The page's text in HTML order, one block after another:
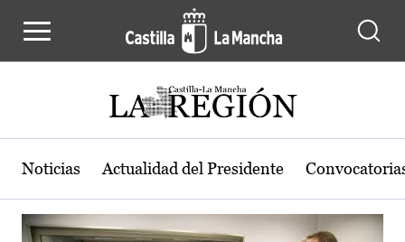
Actualidad de la región de Castilla-
Noticias Actualidad del Presidente